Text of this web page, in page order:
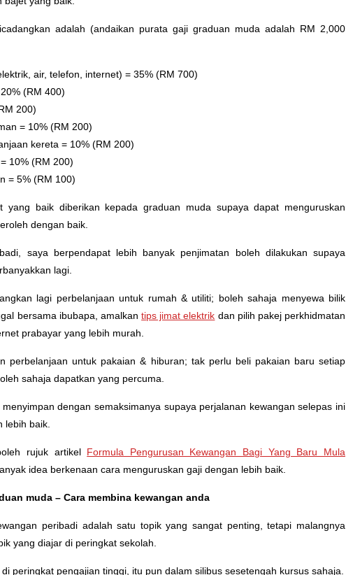
adalah (andaikan purata gaji graduan muda adalah RM 2,000
air, telefon, internet) = 35% (RM 700)
(RM 400)
200)
= 10% (RM 200)
kereta = 10% (RM 200)
10% (RM 200)
= 5% (RM 100)
yang baik diberikan kepada graduan muda supaya dapat menguruskan
dengan baik.
saya berpendapat lebih banyak penjimatan boleh dilakukan supaya
lagi.
lagi perbelanjaan untuk rumah & utiliti; boleh sahaja menyewa bilik
bersama ibubapa, amalkantips jimat elektrik dan pilih pakej perkhidmatan
prabayar yang lebih murah.
perbelanjaan untuk pakaian & hiburan; tak perlu beli pakaian baru setiap
sahaja dapatkan yang percuma.
dengan semaksimanya supaya perjalanan kewangan selepas ini
lebih baik.
rujuk artikel Formula Pengurusan Kewangan Bagi Yang Baru Mula
idea berkenaan cara menguruskan gaji dengan lebih baik.
muda – Cara membina kewangan anda
peribadi adalah satu topik yang sangat penting, tetapi malangnya
yang diajar di peringkat sekolah.
peringkat pengajian tinggi, itu pun dalam silibus sesetengah kursus sahaja.